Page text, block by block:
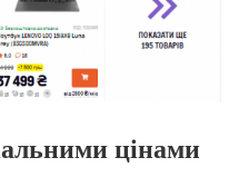
цінами